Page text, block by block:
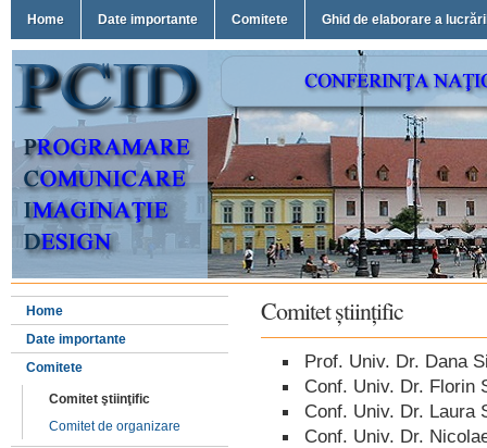
Home Date importante Comitete Ghid de elaborare a
Home
Date importante
Comitete
Comitet ştiinţific
Comitet de organizare
Comitet ştiinţific
Prof. Univ. Dr. Dana
Conf. Univ. Dr. Florin
Conf. Univ. Dr. Laura
Conf. Univ. Dr.